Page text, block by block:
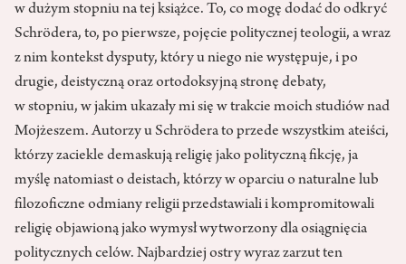
w dużym stopniu na tej książce. To, co mogę dodać do odkryć
Schrödera, to, po pierwsze, pojęcie politycznej teologii, a wraz
z nim kontekst dysputy, który u niego nie występuje, i po
drugie, deistyczną oraz ortodoksyjną stronę debaty,
w stopniu, w jakim ukazały mi się w trakcie moich studiów nad
Mojżeszem. Autorzy u Schrödera to przede wszystkim ateiści,
którzy zaciekle demaskują religię jako polityczną fikcję, ja
myślę natomiast o deistach, którzy w oparciu o naturalne lub
filozoficzne odmiany religii przedstawiali i kompromitowali
religię objawioną jako wymysł wytworzony dla osiągnięcia
politycznych celów. Najbardziej ostry wyraz zarzut ten